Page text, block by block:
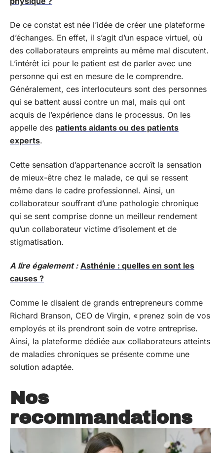
De ce constat est née l’idée de créer une plateforme
d’échanges. En effet, il s’agit d’un espace virtuel, où
des collaborateurs empreints au même mal discutent.
L’intérêt ici pour le patient est de parler avec une
personne qui est en mesure de le comprendre.
Généralement, ces interlocuteurs sont des personnes
qui se battent aussi contre un mal, mais qui ont
acquis de l’expérience dans le processus. On les
appelle des patients aidants ou des patients
experts.
Cette sensation d’appartenance accroît la sensation
de mieux-être chez le malade, ce qui se ressent
même dans le cadre professionnel. Ainsi, un
collaborateur souffrant d’une pathologie chronique
qui se sent comprise donne un meilleur rendement
qu’un collaborateur victime d’isolement et de
stigmatisation.
A lire également : Asthénie : quelles en sont les
causes ?
Comme le disaient de grands entrepreneurs comme
Richard Branson, CEO de Virgin, « prenez soin de vos
employés et ils prendront soin de votre entreprise.
Ainsi, la plateforme dédiée aux collaborateurs atteints
de maladies chroniques se présente comme une
solution adaptée.
Nos
recommandations